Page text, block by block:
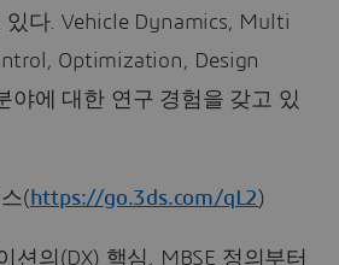
있다. Vehicle Dynamics, Multi
Optimization, Design
야에 대한 연구 경험을 갖고 있
( https://go.3ds.com/qL2)
션의(DX) 핵심, MBSE 정의부터